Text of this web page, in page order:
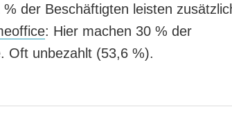
der Beschäftigten leisten
: Hier machen 30 % der
Oft unbezahlt (53,6 %).